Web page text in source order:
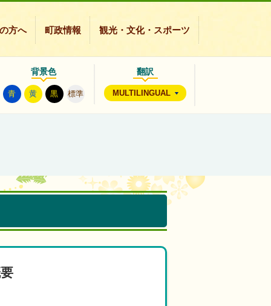
方へ 町政情報 観光・文化・スポーツ
背景色
青 黄 黒 標準
翻訳
MULTILINGUAL